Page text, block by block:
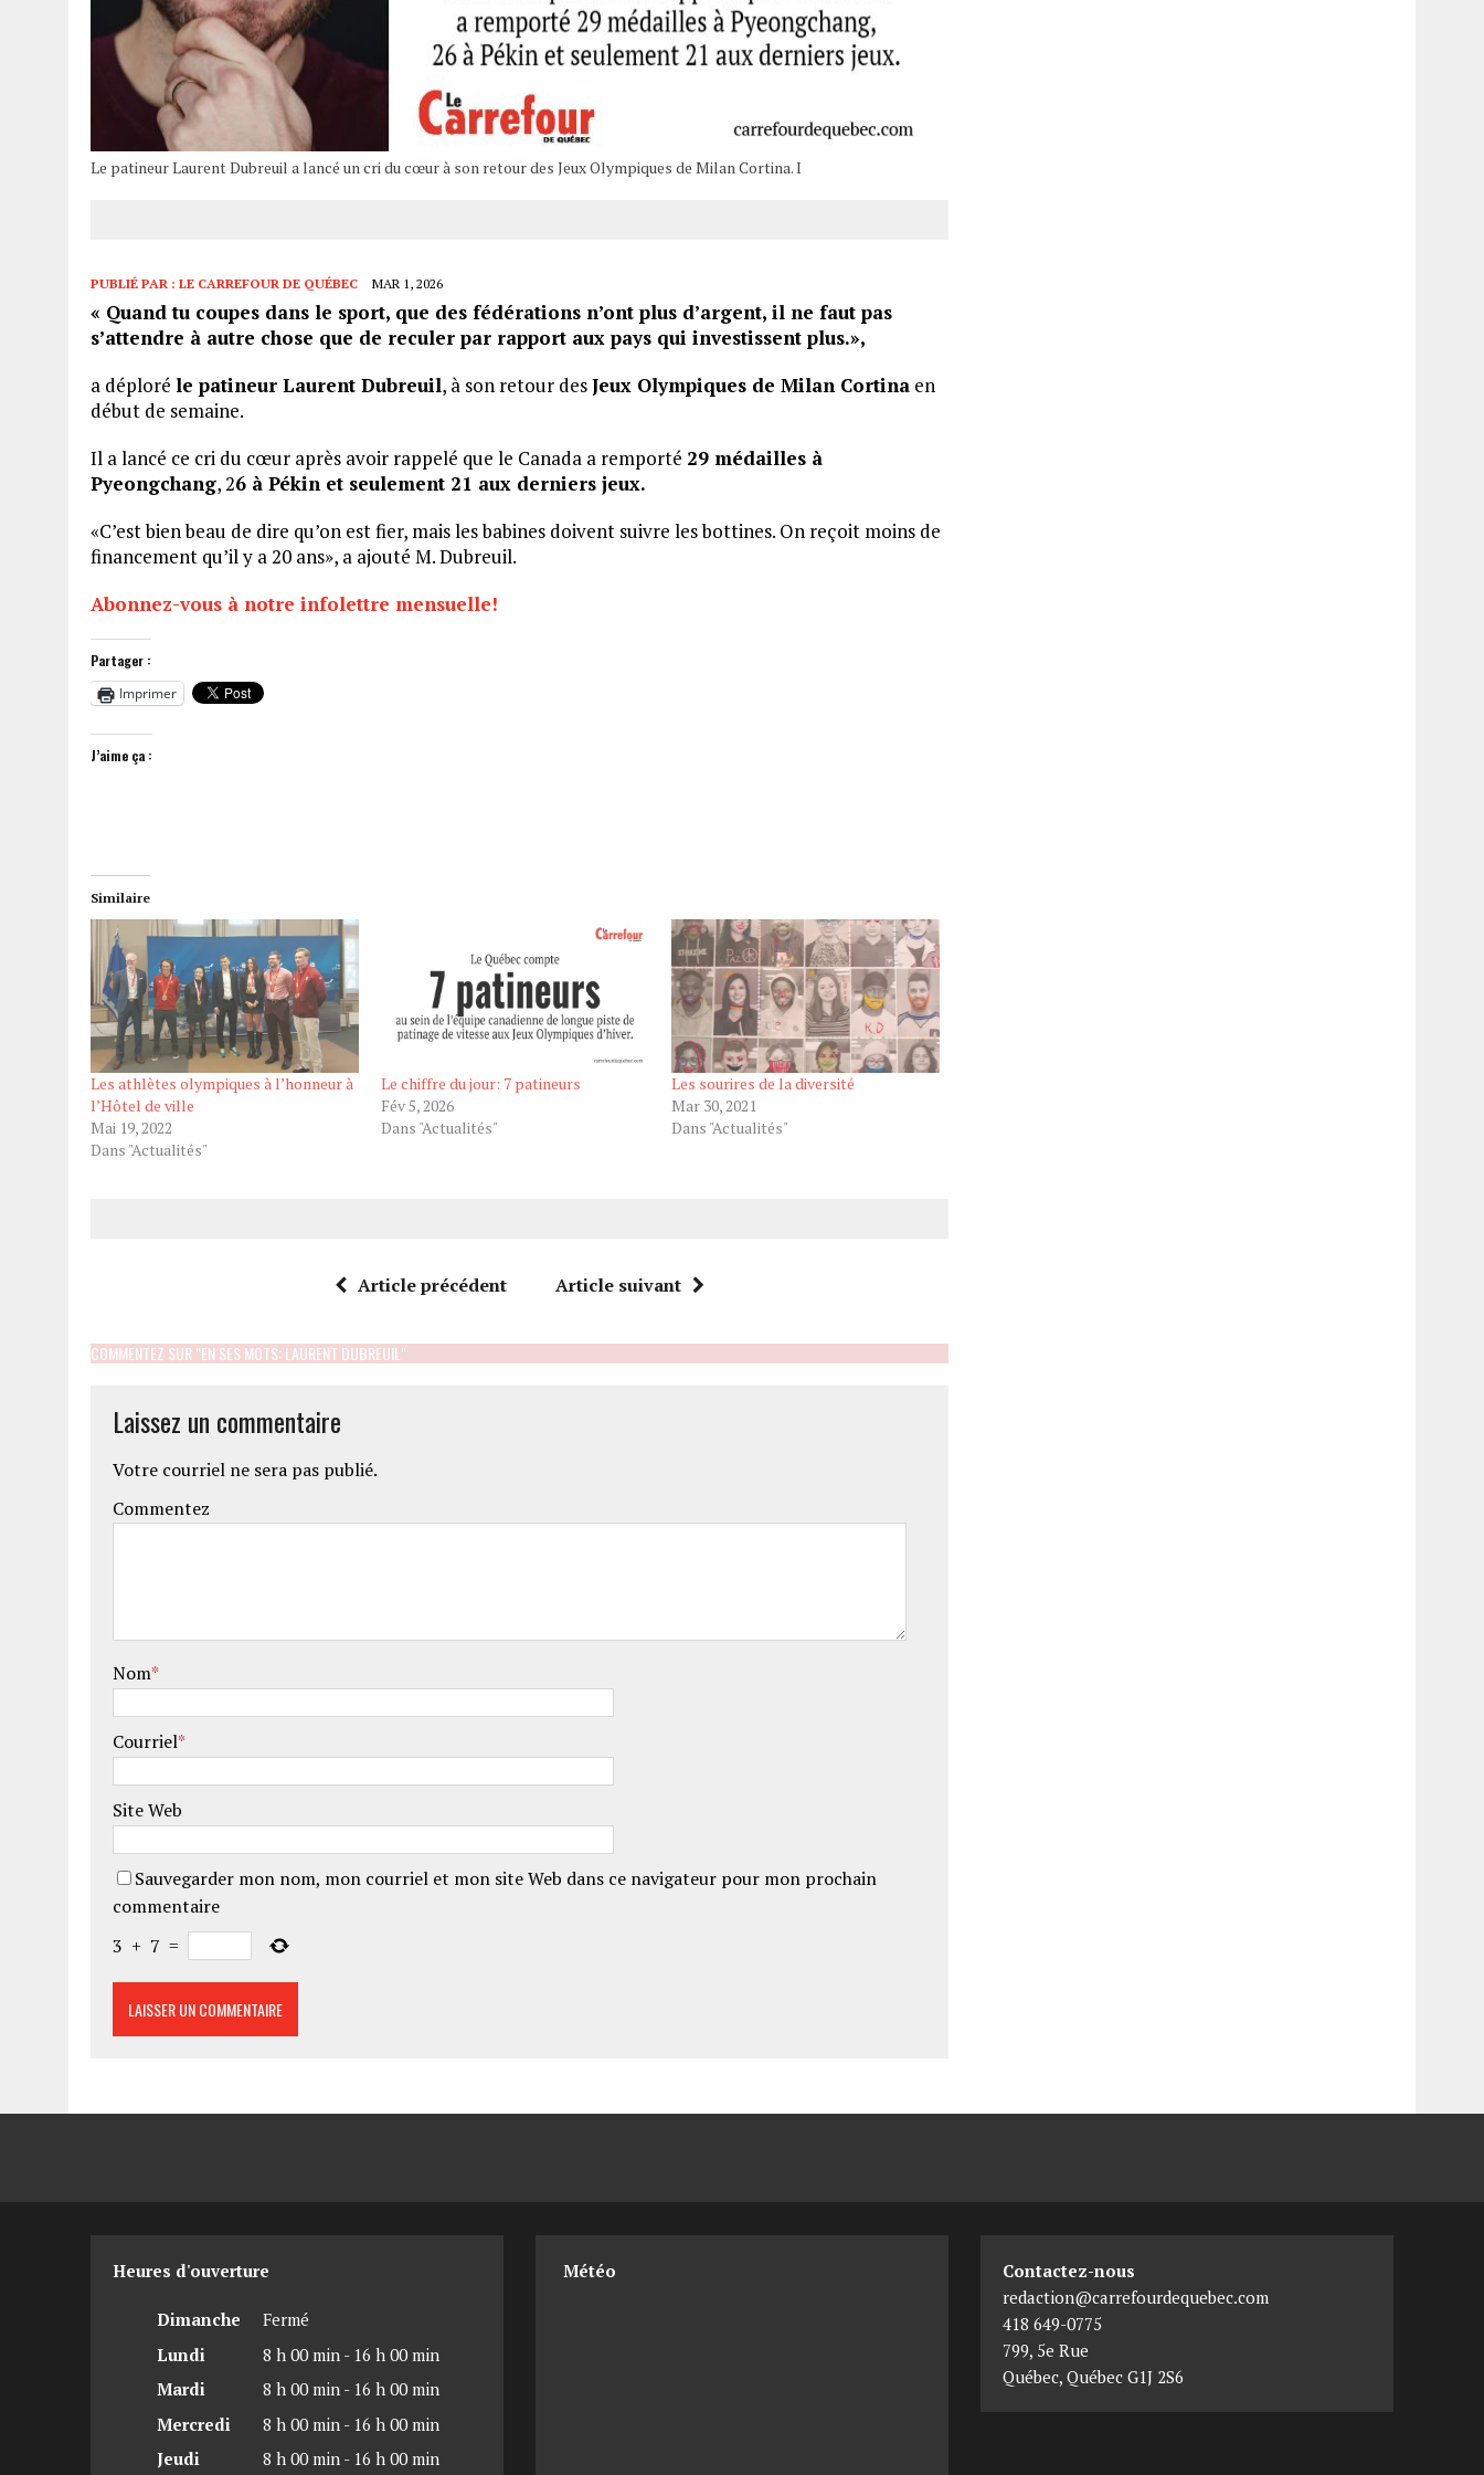
Le patineur Laurent Dubreuil a lancé un cri du cœur à son retour des Jeux Olympiques de Milan Cortina. I
PUBLIÉ PAR : LE CARREFOUR DE QUÉBEC MAR 1, 2026
« Quand tu coupes dans le sport, que des fédérations n’ont plus d’argent, il ne faut pas
s’attendre à autre chose que de reculer par rapport aux pays qui investissent plus.»,
a déploré le patineur Laurent Dubreuil, à son retour desJeux Olympiques de Milan Cortina en
début de semaine.
Il a lancé ce cri du cœur après avoir rappelé que le Canada a remporté 29 médailles à
Pyeongchang, 26 à Pékin et seulement 21 aux derniers jeux.
«C’est bien beau de dire qu’on est fier, mais les babines doivent suivre les bottines. On reçoit moins de
financement qu’il y a 20 ans», a ajouté M. Dubreuil.
Abonnez-vous à notre infolettre mensuelle!
Partager :
Imprimer
J’aime ça :
Similaire
Les athlètes olympiques à l’honneur à
l’Hôtel de ville
Mai 19, 2022
Dans "Actualités"
Le chiffre du jour: 7 patineurs
Fév 5, 2026
Dans "Actualités"
Les sourires de la diversité
Mar 30, 2021
Dans "Actualités"
Article précédent Article suivant
COMMENTEZ SUR "EN SES MOTS: LAURENT DUBREUIL"
Laissez un commentaire
Votre courriel ne sera pas publié.
Commentez
Nom*
Courriel*
Site Web
Sauvegarder mon nom, mon courriel et mon site Web dans ce navigateur pour mon prochain
commentaire
3 + 7 =
Heures d'ouverture
Dimanche
Fermé
Lundi
8 h 00 min - 16 h 00 min
Mardi
8 h 00 min - 16 h 00 min
Mercredi
8 h 00 min - 16 h 00 min
Jeudi
8 h 00 min - 16 h 00 min
Météo
Contactez-nous
redaction@carrefourdequebec.com
418 649-0775
799, 5e Rue
Québec,Québec G1J 2S6